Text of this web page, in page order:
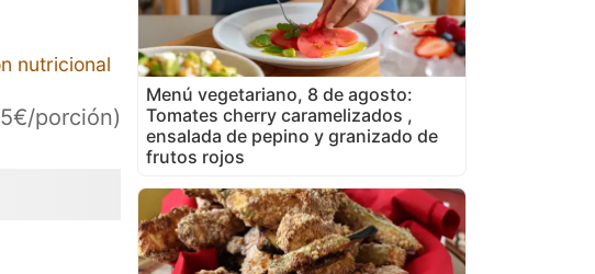
nutricional
porción)
Menú vegetariano, 8 de agosto:
Tomates cherry caramelizados ,
ensalada de pepino y granizado de
frutos rojos